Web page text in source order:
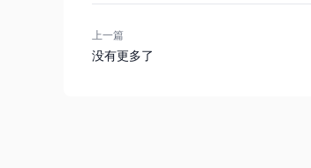
上一篇
没有更多了